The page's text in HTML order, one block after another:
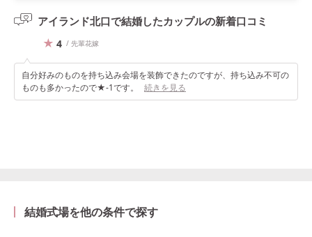
アイランド北口で結婚したカップルの新着口コミ
4 / 先輩花嫁
自分好みのものを持ち込み会場を装飾できたのですが、持ち込み不可の
ものも多かったので★-1です。
続きを見る
結婚式場を他の条件で探す